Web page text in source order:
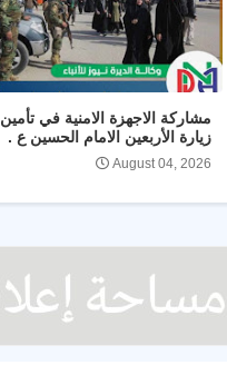
مشاركة الاجهزة الامنية في تأمين
زيارة الأربعين الامام الحسين ع .
August 04, 2026